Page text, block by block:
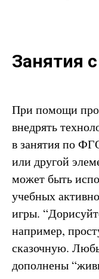
Занятия
При помощи
внедрять
в занятия по
или другой
может быть
учебных
игры.
например,
сказочную.
дополнены